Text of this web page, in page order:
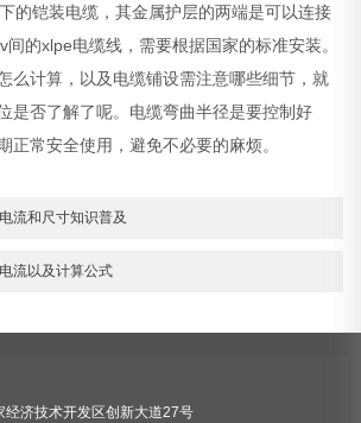
的铠装电缆，其金属护层的两端是可以连接
的xlpe电缆线，需要根据国家的标准安装。
么计算，以及电缆铺设需注意哪些细节，就
是否了解了呢。电缆弯曲半径是要控制好
正常安全使用，避免不必要的麻烦。
流和尺寸知识普及
流以及计算公式
经济技术开发区创新大道27号